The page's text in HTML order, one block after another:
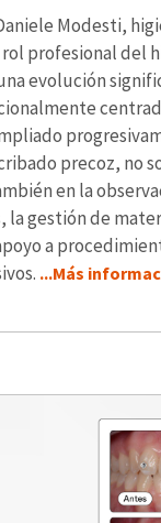
Modesti,
profesional del
evolución
precoz, no
en la
la gestión de
a
...Más